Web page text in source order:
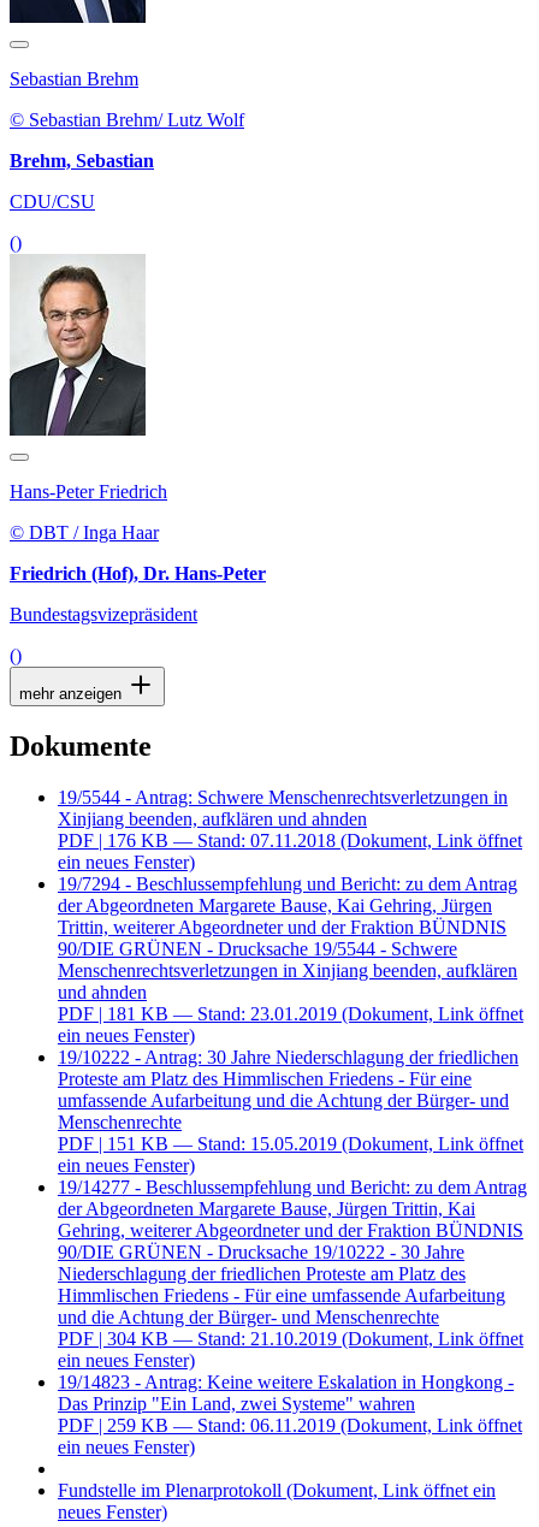
Sebastian Brehm
© Sebastian Brehm/ Lutz Wolf
Brehm, Sebastian
CDU/CSU
()
Hans-Peter Friedrich
© DBT / Inga Haar
Friedrich (Hof), Dr. Hans-Peter
Bundestagsvizepräsident
()
mehr anzeigen
Dokumente
19/5544 - Antrag: Schwere Menschenrechtsverletzungen in
Xinjiang beenden, aufklären und ahnden
PDF | 176 KB — Stand: 07.11.2018 (Dokument, Link öffnet
ein neues Fenster)
19/7294 - Beschlussempfehlung und Bericht: zu dem Antrag
der Abgeordneten Margarete Bause, Kai Gehring, Jürgen
Trittin, weiterer Abgeordneter und der Fraktion BÜNDNIS
90/DIE GRÜNEN - Drucksache 19/5544 - Schwere
Menschenrechtsverletzungen in Xinjiang beenden, aufklären
und ahnden
PDF | 181 KB — Stand: 23.01.2019 (Dokument, Link öffnet
ein neues Fenster)
19/10222 - Antrag: 30 Jahre Niederschlagung der friedlichen
Proteste am Platz des Himmlischen Friedens - Für eine
umfassende Aufarbeitung und die Achtung der Bürger- und
Menschenrechte
PDF | 151 KB — Stand: 15.05.2019 (Dokument, Link öffnet
ein neues Fenster)
19/14277 - Beschlussempfehlung und Bericht: zu dem Antrag
der Abgeordneten Margarete Bause, Jürgen Trittin, Kai
Gehring, weiterer Abgeordneter und der Fraktion BÜNDNIS
90/DIE GRÜNEN - Drucksache 19/10222 - 30 Jahre
Niederschlagung der friedlichen Proteste am Platz des
Himmlischen Friedens - Für eine umfassende Aufarbeitung
und die Achtung der Bürger- und Menschenrechte
PDF | 304 KB — Stand: 21.10.2019 (Dokument, Link öffnet
ein neues Fenster)
19/14823 - Antrag: Keine weitere Eskalation in Hongkong -
Das Prinzip "Ein Land, zwei Systeme" wahren
PDF | 259 KB — Stand: 06.11.2019 (Dokument, Link öffnet
ein neues Fenster)
Fundstelle im Plenarprotokoll (Dokument, Link öffnet ein
neues Fenster)